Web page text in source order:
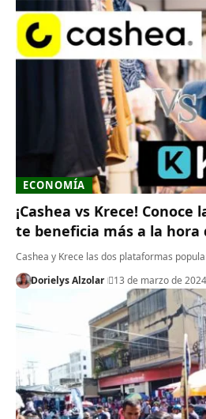
ECONOMÍA
¡Cashea vs Krece!
te beneficia más a la hora
Cashea y Krece las dos plataformas
Dorielys Alzolar
13 de marzo de 2024